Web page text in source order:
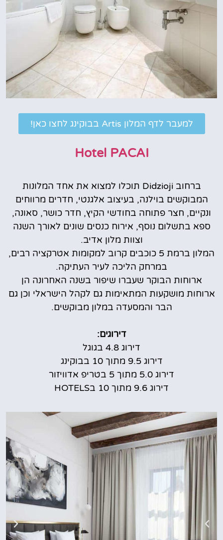
למעבר לדף המלון Artis בבוקינג לחצו כאן!
Hotel PACAI
ברחוב Didzioji תוכלו למצוא את אחד המלונות
המבוקשים בוילנה, בעיצוב אלגנטי, חדרים מרווחים
ונקיים, חצר פתוחה בחודשי הקיץ, חדר כושר, סאונה,
ספא בתשלום נוסף, אירוח כנסים שונים לאורך השנה
וצוות מלון אדיב.
המלון ברמת 5 כוכבים קרוב למקומות אטרקציה רבים,
במרחק הליכה לעיר העתיקה.
ארוחות הבוקר שעברו שיפור בשנה האחרונה הן
ארוחות מושקעות המתאימות גם לקהל הישראלי וכן גם
הבר והמסעדה במלון מבוקשים.
דירוגים:
דירוג 4.8 בגוגל
דירוג 9.5 מתוך 10 בבוקינג
דירוג 5.0 מתוך 5 בטריפ אדוויזור
דירוג 9.6 מתוך 10 בHOTELS